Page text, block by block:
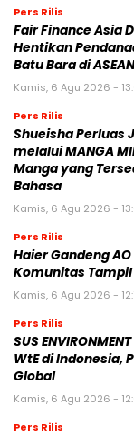
Pers Rilis
Fair Finance Asia
Hentikan
Batu Bara di ASEAN
Kamis, 6 Agu 2026 -
Pers Rilis
Shueisha Perluas
melalui MANGA
Manga yang
Bahasa
Kamis, 6 Agu 2026 -
Pers Rilis
Haier Gandeng
Komunitas Tampil
Kamis, 6 Agu 2026 -
Pers Rilis
SUS
WtE di Indonesia,
Global
Kamis, 6 Agu 2026 -
Pers Rilis